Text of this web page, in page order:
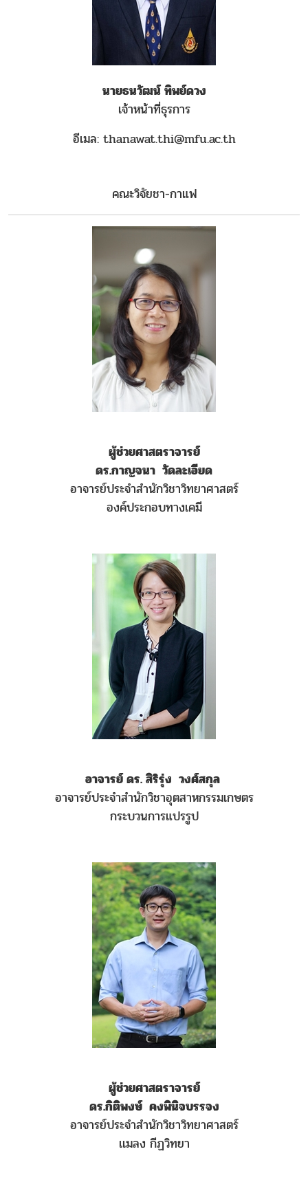
นายธนวัฒน์ ทิพย์ดวง
เจ้าหน้าที่ธุรการ
อีเมล: thanawat.thi@mfu.ac.th
คณะวิจัยชา-กาแฟ
ผู้ช่วยศาสตราจารย์
ดร.กาญจนา วัดละเอียด
อาจารย์ประจำสำนักวิชาวิทยาศาสตร์
องค์ประกอบทางเคมี
อาจารย์ ดร. สิริรุ่ง วงศ์สกุล
อาจารย์ประจำสำนักวิชาอุตสาหกรรมเกษตร
กระบวนการแปรรูป
ผู้ช่วยศาสตราจารย์
ดร.กิติพงษ์ คงพินิจบรรจง
อาจารย์ประจำสำนักวิชาวิทยาศาสตร์
เเมลง กีฏวิทยา